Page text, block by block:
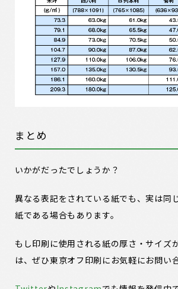
まとめ
いかがだったでしょうか？
異なる表記をされている紙でも、実は同
紙である場合もあります。
もし印刷に使用される紙の厚さ・サイズ
は、ぜひ東京オフ印刷にお気軽にお問い